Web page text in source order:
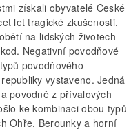
získali obyvatelé České
let tragické zkušenosti,
na lidských životech
Negativní povodňové
povodňového
vystaveno. Jedná
povodně z přívalových
ke kombinaci obou typů
Ohře, Berounky a horní